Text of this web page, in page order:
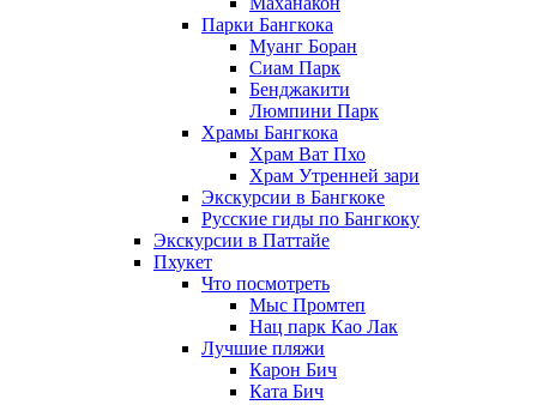
Парки Бангкока
Муанг Боран
Сиам Парк
Бенджакити
Люмпини Парк
Храмы Бангкока
Храм Ват Пхо
Храм Утренней зари
Экскурсии в Бангкоке
Русские гиды по Бангкоку
Экскурсии в Паттайе
Пхукет
Что посмотреть
Мыс Промтеп
Нац парк Као Лак
Лучшие пляжи
Карон Бич
Ката Бич